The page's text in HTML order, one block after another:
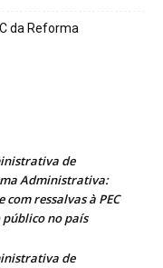
da Reforma
de
Administrativa:
ressalvas à PEC
no país
de